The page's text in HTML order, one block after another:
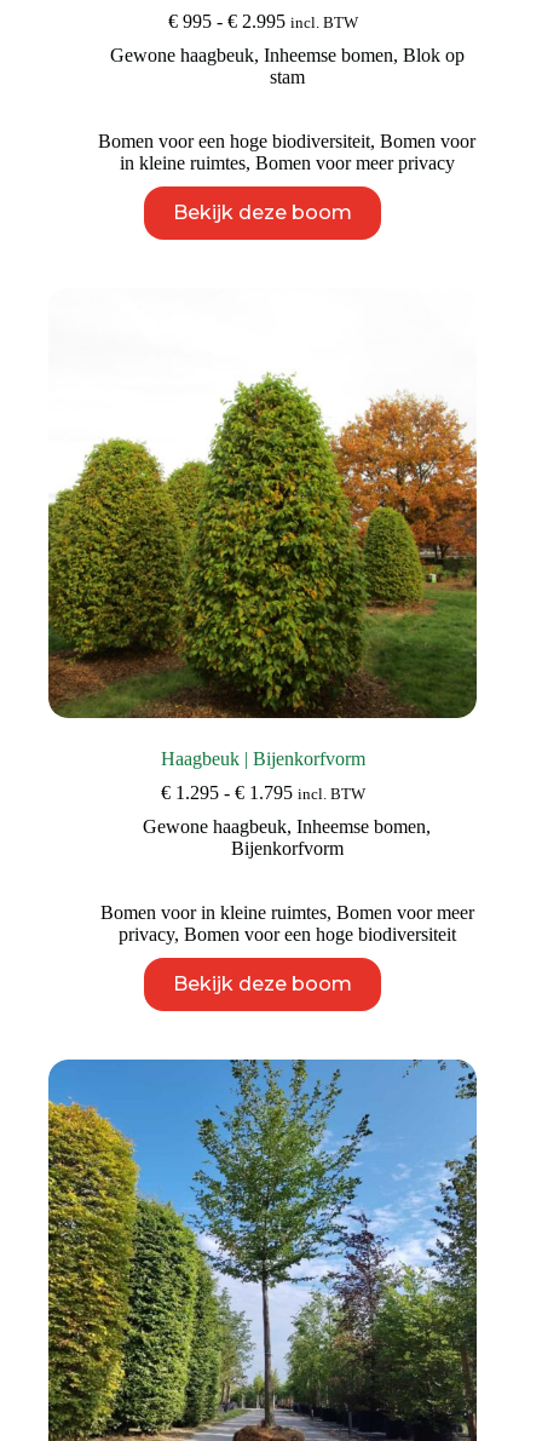
€995 - €2.995Prijsklasse:
tot
€ 2.995
incl. BTW
Gewone haagbeuk, Inheemse bomen, Blok op
stam
Bomen voor een hoge biodiversiteit,Bomen voor
in kleine ruimtes, Bomen voor meer privacy
Bekijk deze boom
product
heeft
gekozen
worden
op
de
productpagina
Haagbeuk | Bijenkorfvorm
€1.295 - €1.795Prijsklasse:
tot
€ 1.795
incl. BTW
Gewone haagbeuk,Inheemse bomen,
Bijenkorfvorm
Bomen voor in kleine ruimtes, Bomen voor meer
privacy, Bomen voor een hoge biodiversiteit
Bekijk deze boom
product
heeft
Deze
optie
kan
gekozen
worden
op
de
productpagina